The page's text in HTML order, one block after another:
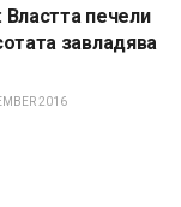
печели
завладява
2016